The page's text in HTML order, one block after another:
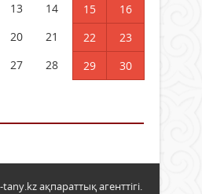
13 14 15
16
20 21 22
23
27 28 29
30
ақпараттық агенттігі.